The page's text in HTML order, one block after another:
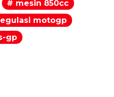
# mesin 850cc
motogp
gp